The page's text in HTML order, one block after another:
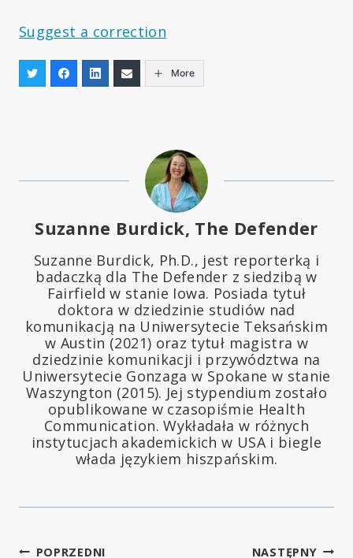
Suggest a correction
More
Suzanne Burdick, The Defender
Suzanne Burdick, Ph.D., jest reporterką i
badaczką dla The Defender z siedzibą w
Fairfield w stanie Iowa. Posiada tytuł
doktora w dziedzinie studiów nad
komunikacją na Uniwersytecie Teksańskim
w Austin (2021) oraz tytuł magistra w
dziedzinie komunikacji i przywództwa na
Uniwersytecie Gonzaga w Spokane w stanie
Waszyngton (2015). Jej stypendium zostało
opublikowane w czasopiśmie Health
Communication. Wykładała w różnych
instytucjach akademickich w USA i biegle
włada językiem hiszpańskim.
POPRZEDNI NASTĘPNY